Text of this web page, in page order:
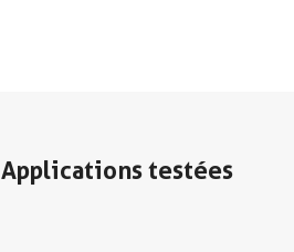
Applications testées